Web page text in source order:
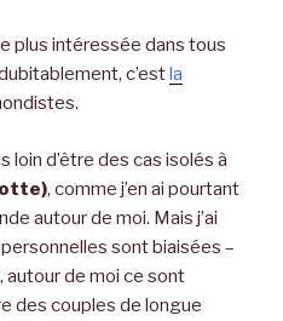
plus intéressée dans tous
c’est la
loin d’être des cas isolés à
, comme j’en ai pourtant
autour de moi. Mais j’ai
sont biaisées –
autour de moi ce sont
des couples de longue